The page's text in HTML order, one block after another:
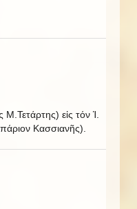
εἰς τόν Ἱ.
Κασσιανῆς).